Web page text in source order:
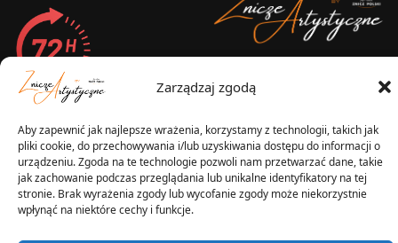
Zarządzaj zgodą
Aby zapewnić jak najlepsze wrażenia, korzystamy z technologii, takich jak
pliki cookie, do przechowywania i/lub uzyskiwania dostępu do informacji o
urządzeniu. Zgoda na te technologie pozwoli nam przetwarzać dane, takie
jak zachowanie podczas przeglądania lub unikalne identyfikatory na tej
stronie. Brak wyrażenia zgody lub wycofanie zgody może niekorzystnie
wpłynąć na niektóre cechy i funkcje.
Wytwórnia Zniczy